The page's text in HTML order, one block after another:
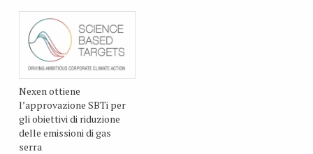
passo per ottenere la
convalida degli obiettivi
scientifici (SBT) per la
riduzione delle emissioni
di gas serra
scientificamente coerenti
con gli standard stabiliti
dall’Accordo di Parigi.…
Nexen ottiene
l’approvazione SBTi per
gli obiettivi di riduzione
delle emissioni di gas
serra